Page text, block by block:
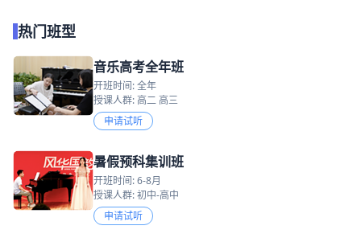
热门班型
音乐高考全年班
开班时间: 全年
授课人群: 高二 高三
申请试听
暑假预科集训班
开班时间: 6-8月
授课人群: 初中-高中
申请试听